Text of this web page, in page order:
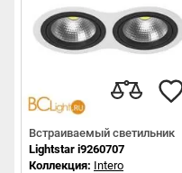
Встраиваемый светильник
Lightstar i9260707
Коллекция: Intero